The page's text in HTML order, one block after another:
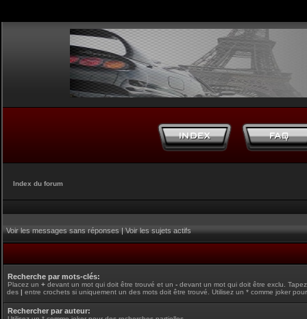
Index du forum
Voir les messages sans réponses|Voir les sujets actifs
Recherche par mots-clés:
Placez un + devant un mot qui doit être trouvé et un - devant un mot qui doit être exclu.
des | entre crochets si uniquement un des mots doit être trouvé. Utilisez un * comme joker
Rechercher par auteur: